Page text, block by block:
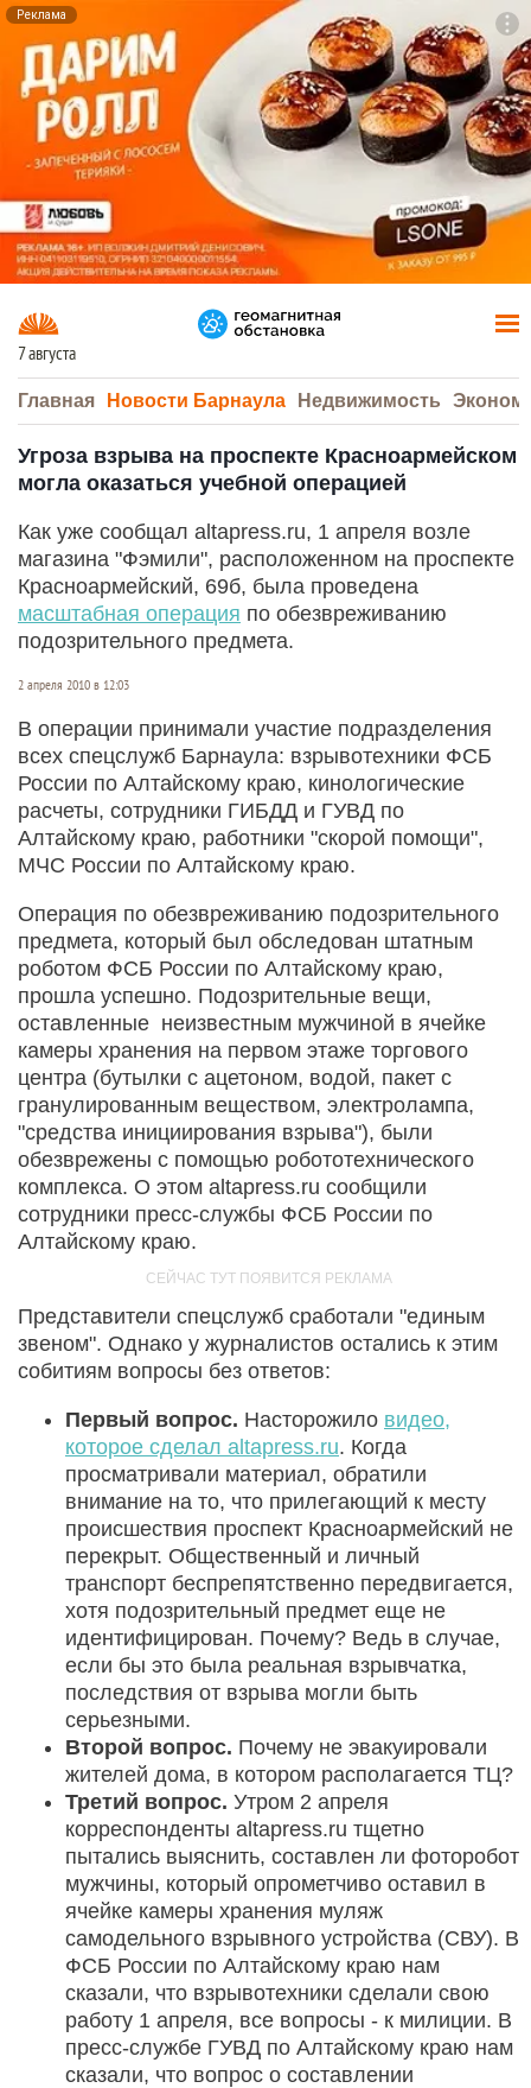
Реклама
7 августа
Главная Новости Барнаула Недвижимость
Угроза взрыва на проспекте Красноармейском
могла оказаться учебной операцией
Как уже сообщал altapress.ru, 1 апреля возле
магазина "Фэмили", расположенном на проспекте
Красноармейский, 69б, была проведена
масштабная операция по обезвреживанию
подозрительного предмета.
2 апреля 2010 в 12:03
В операции принимали участие подразделения
всех спецслужб Барнаула: взрывотехники ФСБ
России по Алтайскому краю, кинологические
расчеты, сотрудники ГИБДД и ГУВД по
Алтайскому краю, работники "скорой помощи",
МЧС России по Алтайскому краю.
Операция по обезвреживанию подозрительного
предмета, который был обследован штатным
роботом ФСБ России по Алтайскому краю,
прошла успешно. Подозрительные вещи,
оставленные неизвестным мужчиной в ячейке
камеры хранения на первом этаже торгового
центра (бутылки с ацетоном, водой, пакет с
гранулированным веществом, электролампа,
"средства инициирования взрыва"), были
обезврежены с помощью робототехнического
комплекса. О этом altapress.ru сообщили
сотрудники пресс-службы ФСБ России по
Алтайскому краю.
Представители спецслужб сработали "единым
звеном". Однако у журналистов остались к этим
собитиям вопросы без ответов:
Первый вопрос. Насторожило видео,
которое сделал altapress.ru. Когда
просматривали материал, обратили
внимание на то, что прилегающий к месту
происшествия проспект Красноармейский не
перекрыт. Общественный и личный
транспорт беспрепятственно передвигается,
хотя подозрительный предмет еще не
идентифицирован. Почему? Ведь в случае,
если бы это была реальная взрывчатка,
последствия от взрыва могли быть
серьезными.
Второй вопрос. Почему не эвакуировали
жителей дома, в котором располагается ТЦ?
Третий вопрос. Утром 2 апреля
корреспонденты altapress.ru тщетно
пытались выяснить, составлен ли фоторобот
мужчины, который опрометчиво оставил в
ячейке камеры хранения муляж
самодельного взрывного устройства (СВУ). В
ФСБ России по Алтайскому краю нам
сказали, что взрывотехники сделали свою
работу 1 апреля, все вопросы - к милиции. В
пресс-службе ГУВД по Алтайскому краю нам
сказали, что вопрос о составлении